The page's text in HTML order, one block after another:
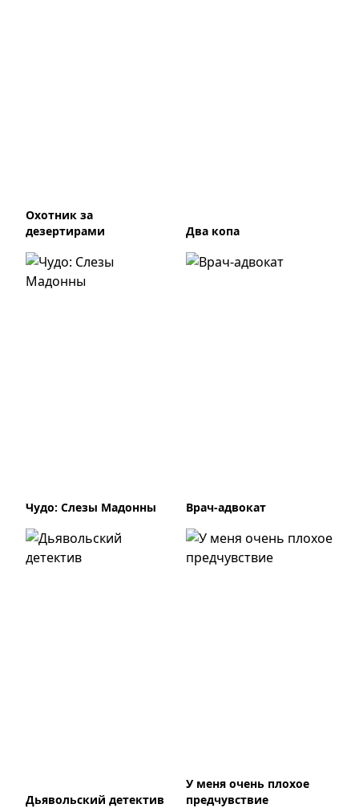
Охотник за
дезертирами
Два копа
Чудо: Слезы Мадонны Врач-адвокат
Дьявольский детектив
У меня очень плохое
предчувствие